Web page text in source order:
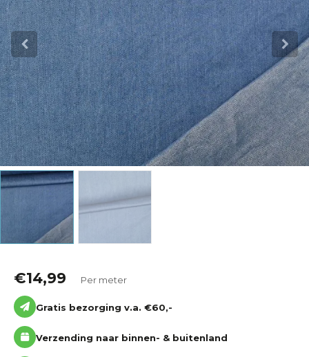
Grootverbruik
Tijdpakker stof
€14,99 Per meter
Gratis bezorging v.a. €60,-
Verzending naar binnen- & buitenland